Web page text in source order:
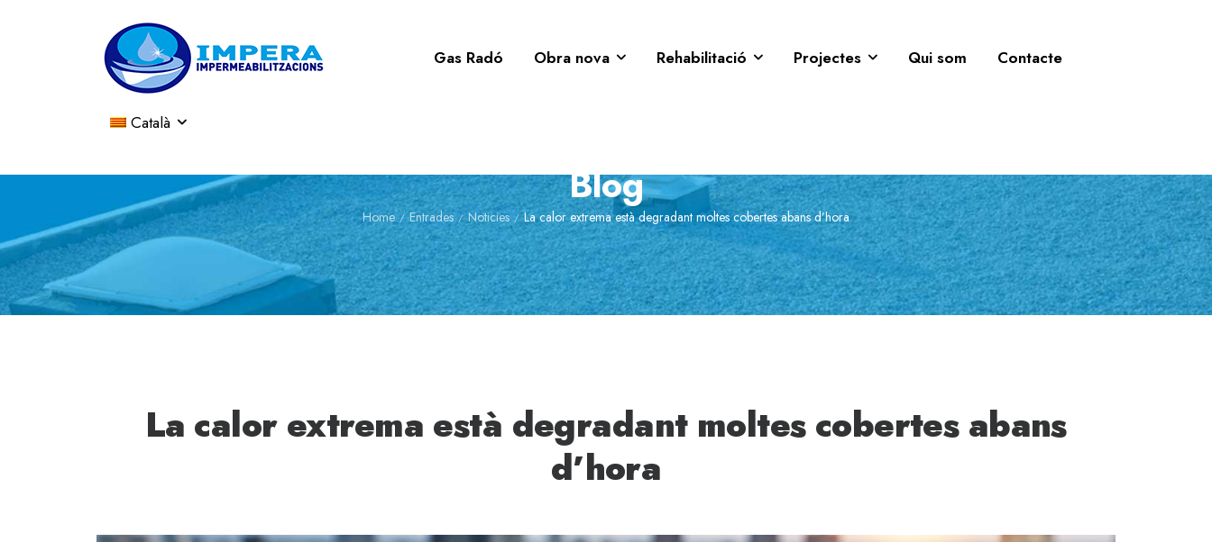
Gas Radó Obra nova Rehabilitació Projectes Qui som Contacte
Català
Blog
Home / Entrades / Noticies / La calor extrema està degradant moltes cobertes abans d’hora
La calor extrema està degradant moltes cobertes abans
d’hora